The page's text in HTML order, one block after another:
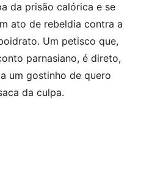
da prisão calórica e se
ato de rebeldia contra a
Um petisco que,
parnasiano, é direto,
um gostinho de quero
da culpa.